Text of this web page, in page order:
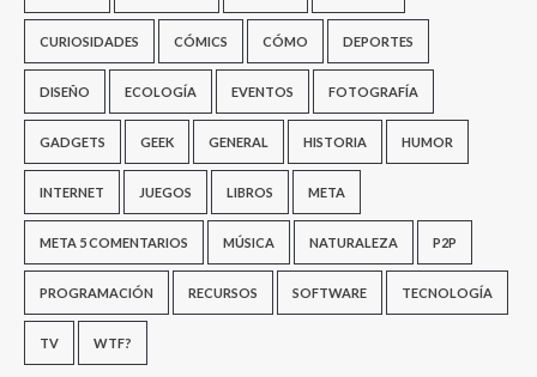
CURIOSIDADES CÓMICS CÓMO DEPORTES
DISEÑO ECOLOGÍA EVENTOS FOTOGRAFÍA
GADGETS GEEK GENERAL HISTORIA HUMOR
INTERNET JUEGOS LIBROS META
META 5 COMENTARIOS MÚSICA NATURALEZA P2P
PROGRAMACIÓN RECURSOS SOFTWARE TECNOLOGÍA
TV WTF?